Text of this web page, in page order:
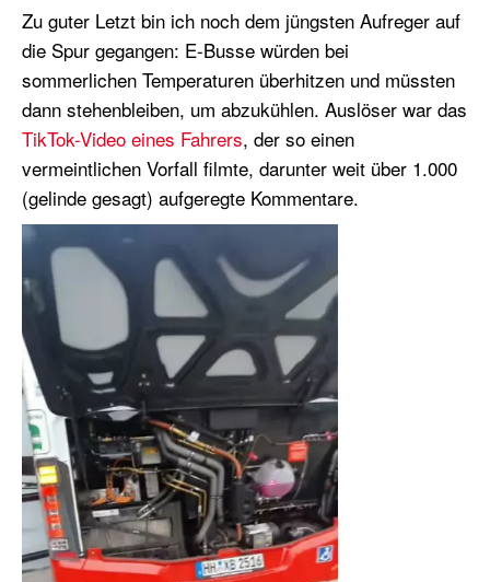
Zu guter Letzt bin ich noch dem jüngsten Aufreger auf
die Spur gegangen: E-Busse würden bei
sommerlichen Temperaturen überhitzen und müssten
dann stehenbleiben, um abzukühlen. Auslöser war das
TikTok-Video eines Fahrers, der so einen
vermeintlichen Vorfall filmte, darunter weit über 1.000
(gelinde gesagt) aufgeregte Kommentare.